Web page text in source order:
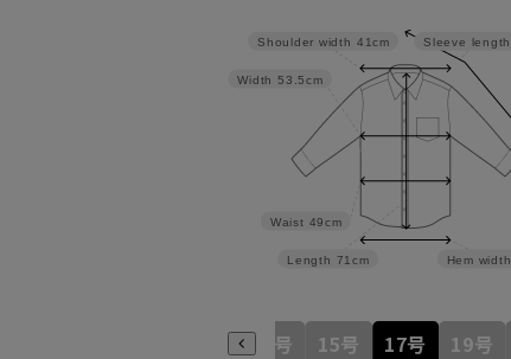
Hem width
Sleeve length
Length 71cm
Waist 49cm
Width 53.5cm
Shoulder width 41cm
13号 15号 17号 19号